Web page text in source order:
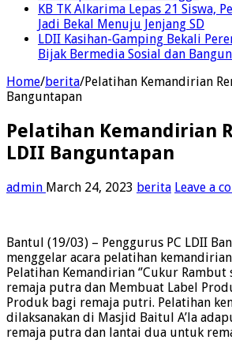
KB TK Alkarima Lepas 21 Siswa,
Jadi Bekal Menuju Jenjang SD
LDII Kasihan-Gamping Bekali
Bijak Bermedia Sosial dan
Home/berita/Pelatihan Kemandirian
Banguntapan
Pelatihan Kemandirian
LDII Banguntapan
admin March 24, 2023 berita Leave a
Bantul (19/03) – Penggurus PC LDII
menggelar acara pelatihan
Pelatihan Kemandirian ‘’Cukur Rambut
remaja putra dan Membuat Label
Produk bagi remaja putri. Pelatihan
dilaksanakan di Masjid Baitul A’la
remaja putra dan lantai dua untuk